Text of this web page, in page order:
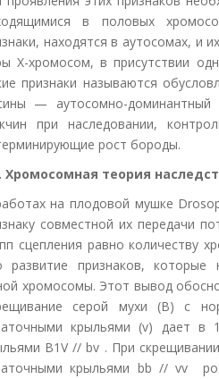
в половых
находятся в аутосомах, и
Х-хромосом, в присутствии
признаки называются
— аутосомно-доминантный
при наследовании,
рост бороды.
Хромосомная теория
на плодовой мушке
совместной их передачи
сцепления равно количеству
развитие признаков, которые
хромосомы. Этот вывод
серой мухи (В) с
крыльями (v) дает в
B1V // bv . При
крыльями bb // vv